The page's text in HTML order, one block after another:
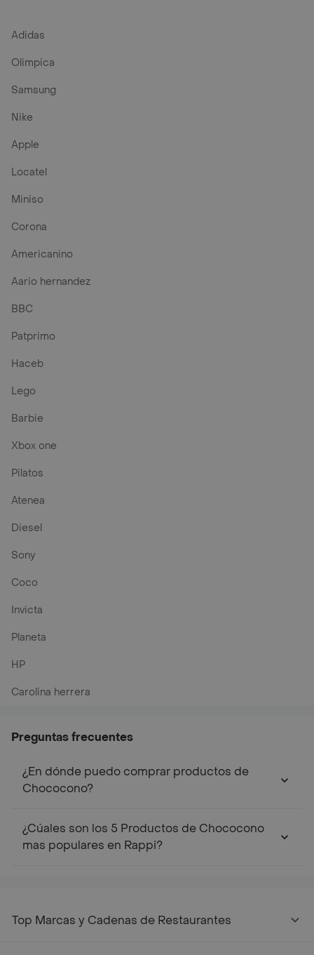
Adidas
Olimpica
Samsung
Nike
Apple
Locatel
Miniso
Corona
Americanino
Aario hernandez
BBC
Patprimo
Haceb
Lego
Barbie
Xbox one
Pilatos
Atenea
Diesel
Sony
Coco
Invicta
Planeta
HP
Carolina herrera
Preguntas frecuentes
¿En dónde puedo comprar productos de
Chococono?
¿Cúales son los 5 Productos de Chococono
mas populares en Rappi?
Top Marcas y Cadenas de Restaurantes